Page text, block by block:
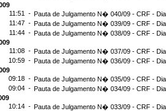
11:51 - Pauta de Julgamento N� 040/09 - CRF -
11:47 - Pauta de Julgamento N� 039/09 - CRF -
11:44 - Pauta de Julgamento N� 038/09 - CRF -
11:08 - Pauta de Julgamento N� 037/09 - CRF -
10:59 - Pauta de Julgamento N� 036/09 - CRF -
09:18 - Pauta de Julgamento N� 035/09 - CRF -
09:04 - Pauta de Julgamento N� 034/09 - CRF -
10:14 - Pauta de Julgamento N� 033/09 - CRF -